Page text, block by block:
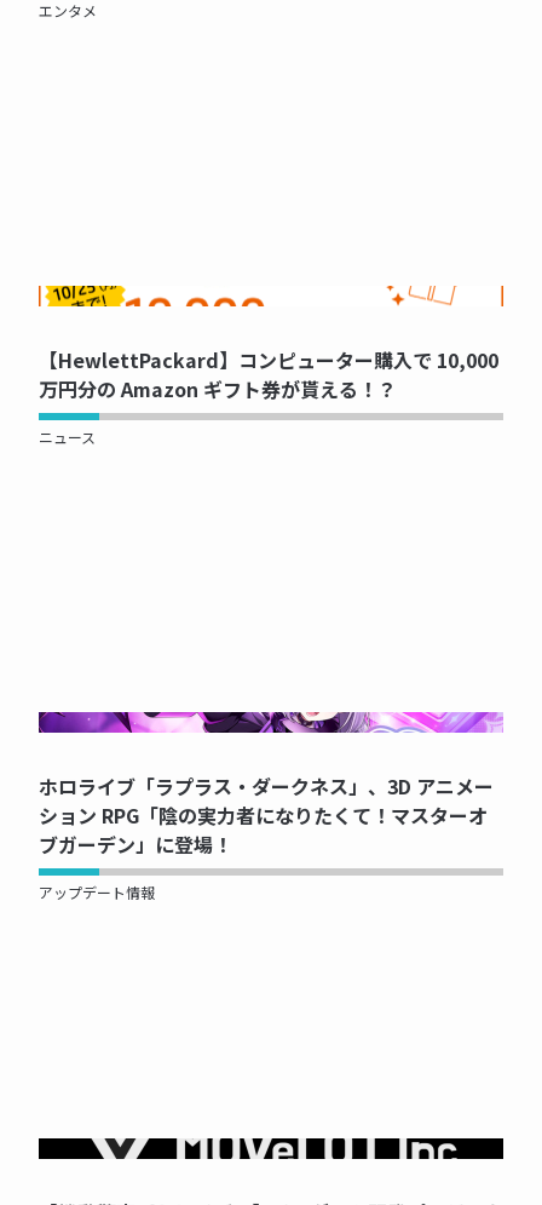
エンタメ
NOW PRINTING...
【HewlettPackard】コンピューター購入で 10,000
万円分の Amazon ギフト券が貰える！？
ニュース
NOW PRINTING...
ホロライブ「ラプラス・ダークネス」、3D アニメー
ション RPG「陰の実力者になりたくて！マスターオ
ブガーデン」に登場！
アップデート情報
NOW PRINTING...